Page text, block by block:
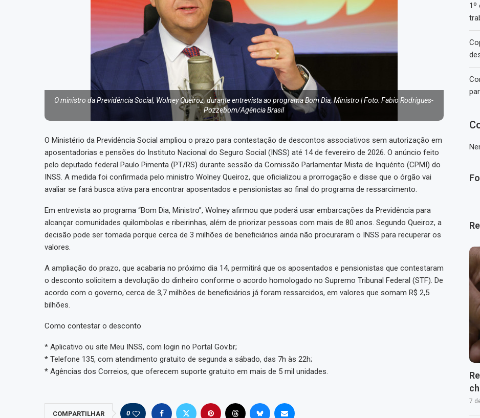
O ministro da Previdência Social, Wolney Queiroz, durante entrevista ao programa Bom Dia, Ministro | Foto: Fabio Rodrigues-
Pozzebom/Agência Brasil
O Ministério da Previdência Social ampliou o prazo para contestação de descontos associativos sem autorização em
aposentadorias e pensões do Instituto Nacional do Seguro Social (INSS) até 14 de fevereiro de 2026. O anúncio feito
pelo deputado federal Paulo Pimenta (PT/RS) durante sessão da Comissão Parlamentar Mista de Inquérito (CPMI) do
INSS. A medida foi confirmada pelo ministro Wolney Queiroz, que oficializou a prorrogação e disse que o órgão vai
avaliar se fará busca ativa para encontrar aposentados e pensionistas ao final do programa de ressarcimento.
Em entrevista ao programa “Bom Dia, Ministro”, Wolney afirmou que poderá usar embarcações da Previdência para
alcançar comunidades quilombolas e ribeirinhas, além de priorizar pessoas com mais de 80 anos. Segundo Queiroz, a
decisão pode ser tomada porque cerca de 3 milhões de beneficiários ainda não procuraram o INSS para recuperar os
valores.
A ampliação do prazo, que acabaria no próximo dia 14, permitirá que os aposentados e pensionistas que contestaram
o desconto solicitem a devolução do dinheiro conforme o acordo homologado no Supremo Tribunal Federal (STF). De
acordo com o governo, cerca de 3,7 milhões de beneficiários já foram ressarcidos, em valores que somam R$ 2,5
bilhões.
Como contestar o desconto
* Aplicativo ou site Meu INSS, com login no Portal Gov.br;
* Telefone 135, com atendimento gratuito de segunda a sábado, das 7h às 22h;
* Agências dos Correios, que oferecem suporte gratuito em mais de 5 mil unidades.
COMPARTILHAR 0
1º
7